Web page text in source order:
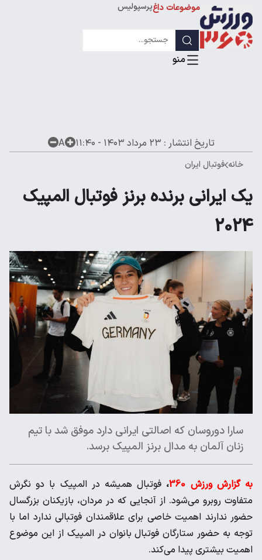
موضوعات داغپرسپولیس
لیگ قهرمانان
تاریخ انتشار : ۲۳ مرداد ۱۴۰۳ - ۱۱:۴۰ A
خانه فوتبال ایران
یک ایرانی برنده برنز فوتبال المپیک
2024
سارا دوروسان که اصالتی ایرانی دارد موفق شد با تیم
زنان آلمان به مدال برنز المپیک برسد.
به گزارش ورزش 360 ، فوتبال همیشه در المپیک با دو نگرش
متفاوت روبرو می‌شود. از آنجایی که در مردان، بازیکنان بزرگسال
حضور ندارند اهمیت خاصی برای علاقمندان فوتبالی ندارد اما با
توجه به حضور ستارگان فوتبال بانوان در المپیک از این موضوع
اهمیت بیشتری پیدا می‌کند.